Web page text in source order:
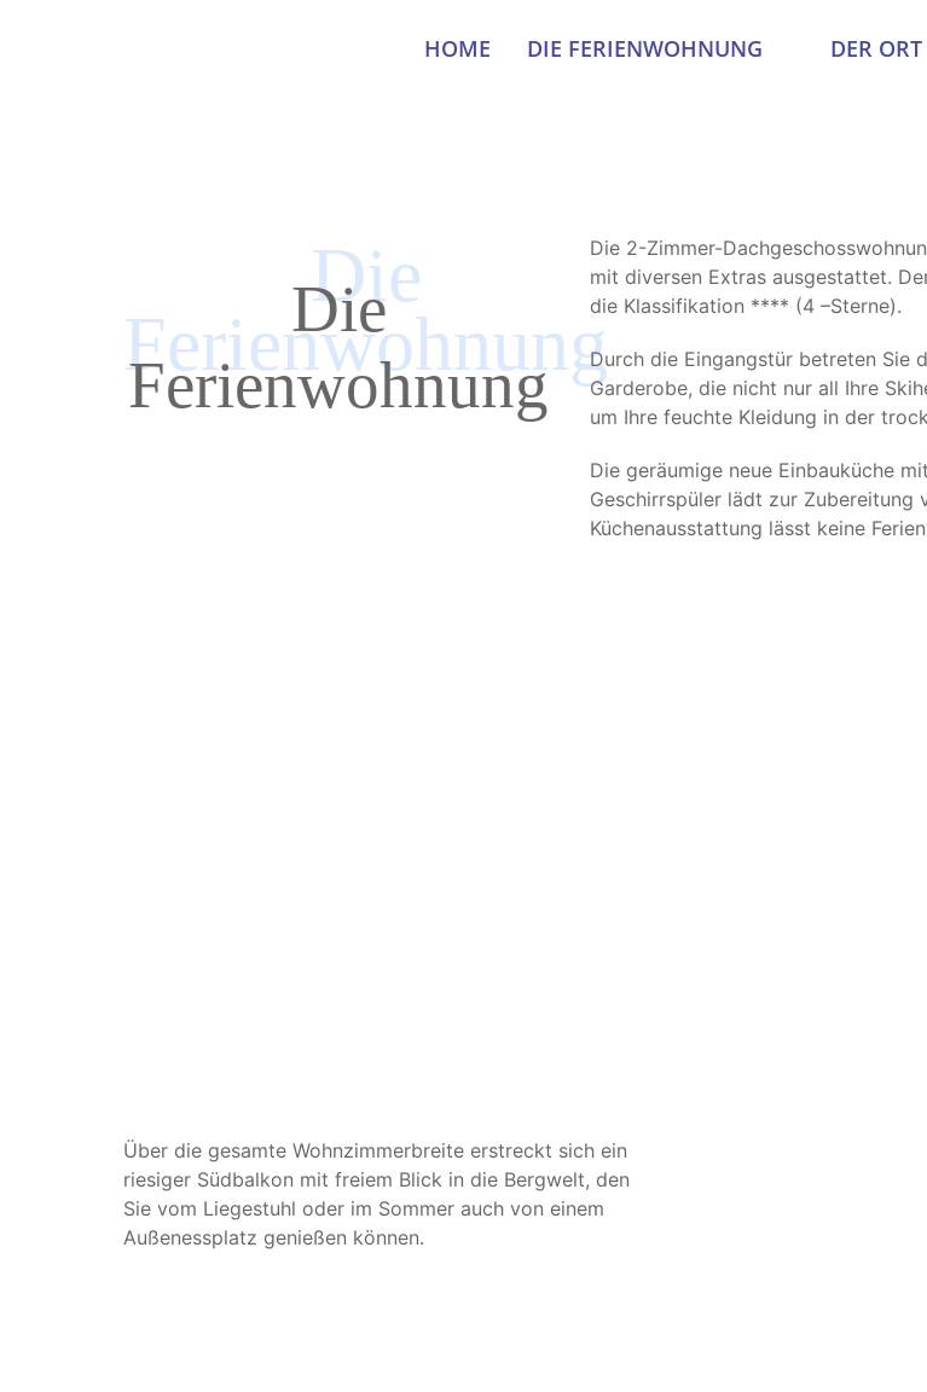
HOME DIE FERIENWOHNUNG DER
Die
Ferienwohnung
Die
Ferienwohnung
Die 2-Zimmer-
mit diversen Extras ausgestattet.
die Klassifikation **** (4 –Sterne).
Durch die Eingangstür betreten Sie
Garderobe, die nicht nur all Ihre
um Ihre feuchte Kleidung in der
Die geräumige neue Einbauküche
Geschirrspüler lädt zur Zubereitung
Küchenausstattung lässt keine
Über die gesamte Wohnzimmerbreite erstreckt sich ein
riesiger Südbalkon mit freiem Blick in die Bergwelt, den
Sie vom Liegestuhl oder im Sommer auch von einem
Außenessplatz genießen können.